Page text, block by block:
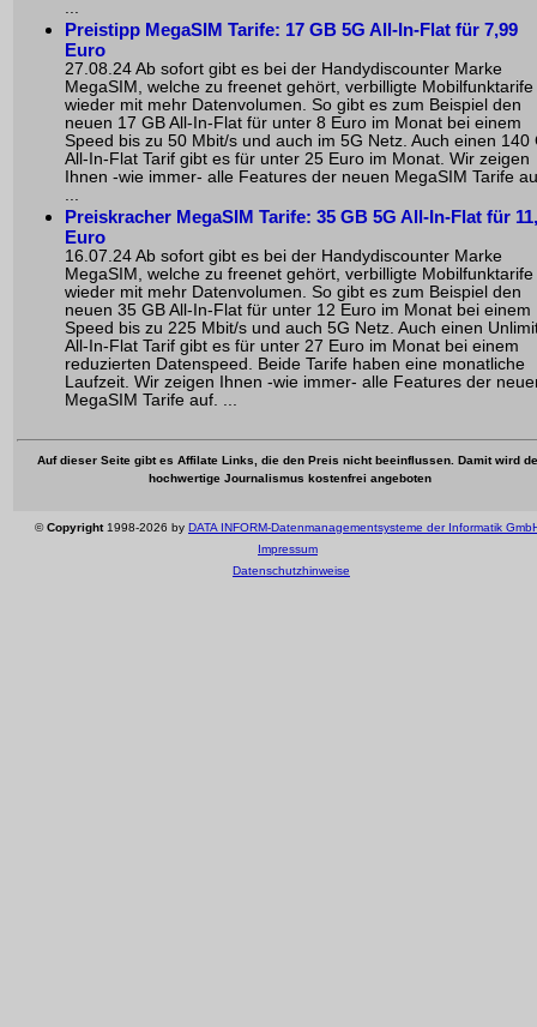
Preistipp MegaSIM Tarife: 17 GB 5G All-In-Flat für 7,99
Euro
27.08.24 Ab sofort gibt es bei der Handydiscounter Marke
MegaSIM, welche zu freenet gehört, verbilligte Mobilfunktarife
wieder mit mehr Datenvolumen. So gibt es zum Beispiel den
neuen 17 GB All-In-Flat für unter 8 Euro im Monat bei einem
Speed bis zu 50 Mbit/s und auch im 5G Netz. Auch einen 140
All-In-Flat Tarif gibt es für unter 25 Euro im Monat. Wir zeigen
Ihnen -wie immer- alle Features der neuen MegaSIM Tarife
Preiskracher MegaSIM Tarife: 35 GB 5G All-In-Flat für
Euro
16.07.24 Ab sofort gibt es bei der Handydiscounter Marke
MegaSIM, welche zu freenet gehört, verbilligte Mobilfunktarife
wieder mit mehr Datenvolumen. So gibt es zum Beispiel den
neuen 35 GB All-In-Flat für unter 12 Euro im Monat bei einem
Speed bis zu 225 Mbit/s und auch 5G Netz. Auch einen
All-In-Flat Tarif gibt es für unter 27 Euro im Monat bei einem
reduzierten Datenspeed. Beide Tarife haben eine monatliche
Laufzeit. Wir zeigen Ihnen -wie immer- alle Features der
MegaSIM Tarife auf. ...
Auf dieser Seite gibt es Affilate Links, die den Preis nicht beeinflussen. Damit wird
hochwertige Journalismus kostenfrei angeboten
©Copyright1998-2026 by DATA INFORM-Datenmanagementsysteme der Informatik
Impressum
Datenschutzhinweise